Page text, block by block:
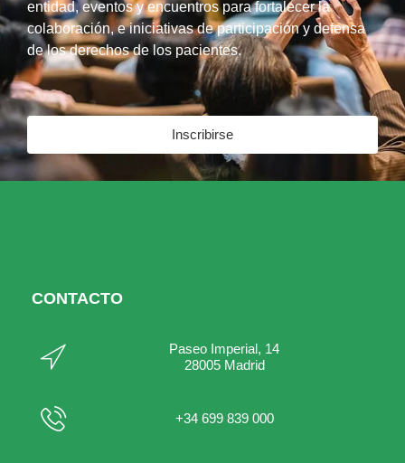
entidad, eventos y encuentros para fortalecer la
colaboración, e iniciativas de participación y defensa
de los derechos de los pacientes.
Inscribirse
CONTACTO
Paseo Imperial, 14
28005 Madrid
+34 699 839 000